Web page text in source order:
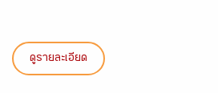
ดูรายละเอียด